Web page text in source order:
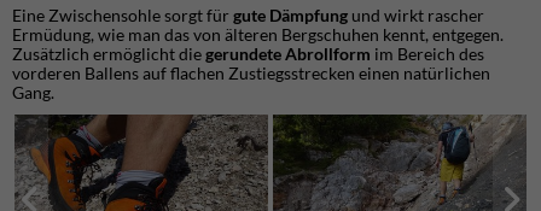
Eine Zwischensohle sorgt für gute Dämpfung und wirkt rascher
Ermüdung, wie man das von älteren Bergschuhen kennt, entgegen.
Zusätzlich ermöglicht diegerundete Abrollform im Bereich des
vorderen Ballens auf flachen Zustiegsstrecken einen natürlichen
Gang.